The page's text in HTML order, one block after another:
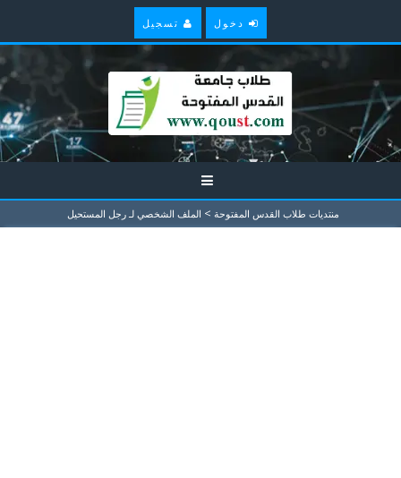
دخول تسجيل
منتديات طلاب القدس المفتوحة > الملف الشخصي لـ رجل المستحيل